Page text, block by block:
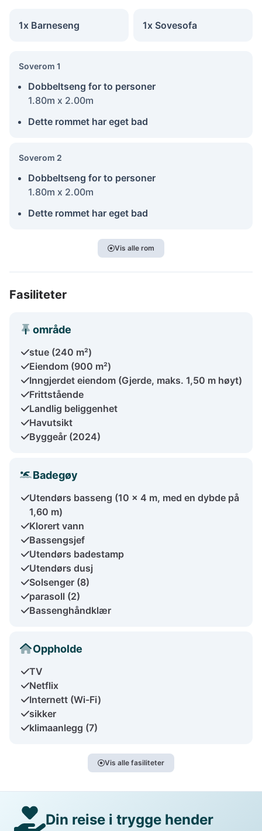
1x Barneseng 1x Sovesofa
Soverom 1
Dobbeltseng for to personer
1.80m x 2.00m
Dette rommet har eget bad
Soverom 2
Dobbeltseng for to personer
1.80m x 2.00m
Dette rommet har eget bad
Vis alle rom
Fasiliteter
område
stue (240 m²)
Eiendom (900 m²)
Inngjerdet eiendom (Gjerde, maks. 1,50 m høyt)
Frittstående
Landlig beliggenhet
Havutsikt
Byggeår (2024)
Badegøy
Utendørs basseng (10 x 4 m, med en dybde på
1,60 m)
Klorert vann
Bassengsjef
Utendørs badestamp
Utendørs dusj
Solsenger (8)
parasoll (2)
Bassenghåndklær
Oppholde
TV
Netflix
Internett (Wi-Fi)
sikker
klimaanlegg (7)
Vis alle fasiliteter
Din reise i trygge hender